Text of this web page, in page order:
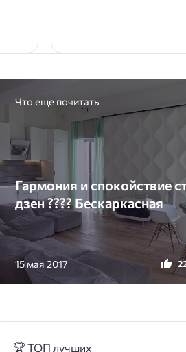
Что еще почитать
Гармония и спокойствие
дзен ???? Бескаркасная
15 мая 2017
🏆 ТОП лучших